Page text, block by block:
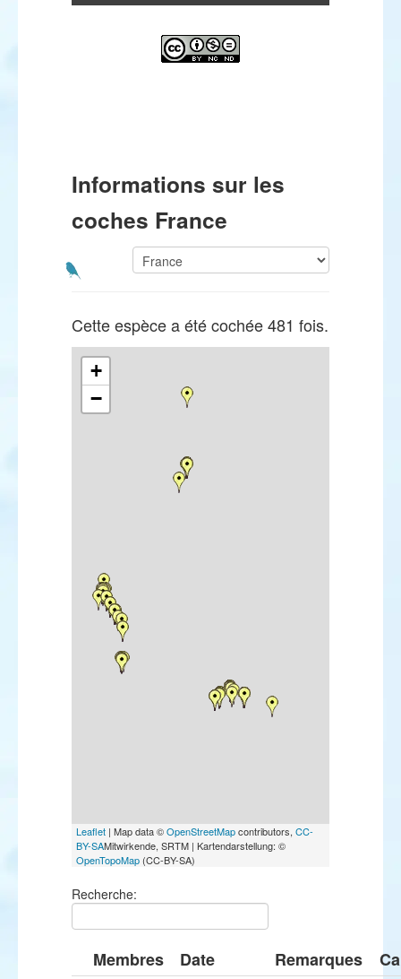
Informations sur les
coches France
Cette espèce a été cochée 481 fois.
+
−
Leaflet | Map data ©OpenStreetMapcontributors, CC-
BY-SAMitwirkende, SRTM | Kartendarstellung: ©
OpenTopoMap (CC-BY-SA)
Recherche:
Membres Date Remarques